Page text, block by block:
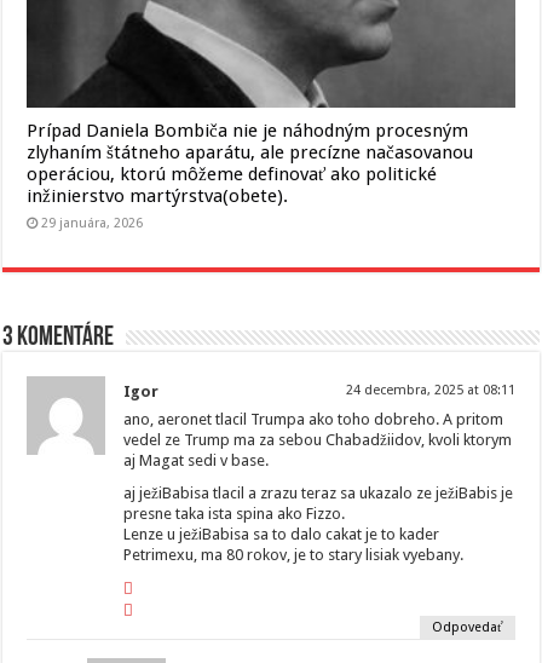
Prípad Daniela Bombiča nie je náhodným procesným
zlyhaním štátneho aparátu, ale precízne načasovanou
operáciou, ktorú môžeme definovať ako politické
inžinierstvo martýrstva(obete).
29 januára, 2026
3 komentáre
Igor 24 decembra, 2025 at 08:11
ano, aeronet tlacil Trumpa ako toho dobreho. A pritom
vedel ze Trump ma za sebou Chabadžiidov, kvoli ktorym
aj Magat sedi v base.
aj ježiBabisa tlacil a zrazu teraz sa ukazalo ze ježiBabis je
presne taka ista spina ako Fizzo.
Lenze u ježiBabisa sa to dalo cakat je to kader
Petrimexu, ma 80 rokov, je to stary lisiak vyebany.
Odpovedať